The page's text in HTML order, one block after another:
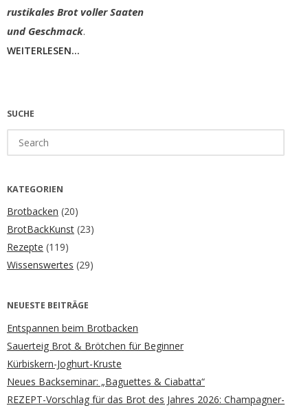
rustikales Brot voller Saaten
und Geschmack.
WEITERLESEN...
SUCHE
for:
KATEGORIEN
Brotbacken (20)
BrotBackKunst (23)
Rezepte (119)
Wissenswertes (29)
NEUESTE BEITRÄGE
Entspannen beim Brotbacken
Sauerteig Brot & Brötchen für Beginner
Kürbiskern-Joghurt-Kruste
Neues Backseminar: „Baguettes & Ciabatta“
REZEPT-Vorschlag für das Brot des Jahres 2026: Champagner-